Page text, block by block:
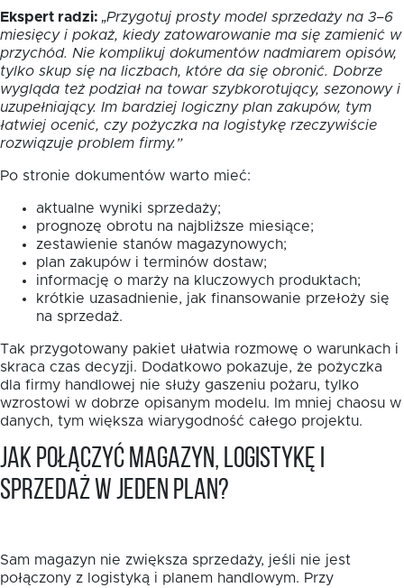
Ekspert radzi: „Przygotuj prosty model sprzedaży na 3–6
miesięcy i pokaż, kiedy zatowarowanie ma się zamienić w
przychód. Nie komplikuj dokumentów nadmiarem opisów,
tylko skup się na liczbach, które da się obronić. Dobrze
wygląda też podział na towar szybkorotujący, sezonowy i
uzupełniający. Im bardziej logiczny plan zakupów, tym
łatwiej ocenić, czy pożyczka na logistykę rzeczywiście
rozwiązuje problem firmy.”
Po stronie dokumentów warto mieć:
aktualne wyniki sprzedaży;
prognozę obrotu na najbliższe miesiące;
zestawienie stanów magazynowych;
plan zakupów i terminów dostaw;
informację o marży na kluczowych produktach;
krótkie uzasadnienie, jak finansowanie przełoży się
na sprzedaż.
Tak przygotowany pakiet ułatwia rozmowę o warunkach i
skraca czas decyzji. Dodatkowo pokazuje, że pożyczka
dla firmy handlowej nie służy gaszeniu pożaru, tylko
wzrostowi w dobrze opisanym modelu. Im mniej chaosu w
danych, tym większa wiarygodność całego projektu.
Jak połączyć magazyn, logistykę i
sprzedaż w jeden plan?
Sam magazyn nie zwiększa sprzedaży, jeśli nie jest
połączony z logistyką i planem handlowym. Przy